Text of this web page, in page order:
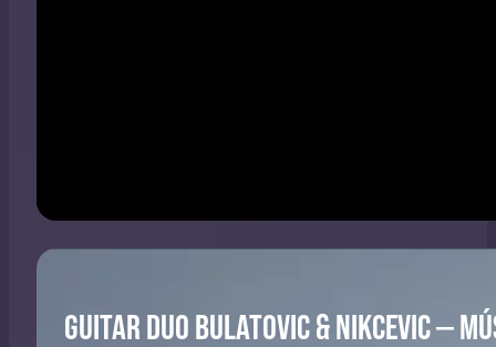
GUITAR DUO BULATOVIC & NIKCEVIC —